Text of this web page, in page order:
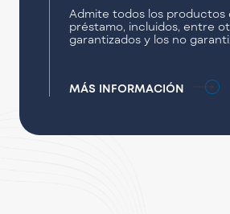
Admite todos los productos
préstamo, incluidos, entre
garantizados y los no
MÁS INFORMACIÓN